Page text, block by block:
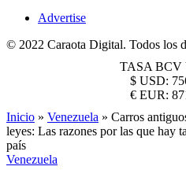
Advertise
© 2022 Caraota Digital. Todos los
TASA BCV
$ USD:
€ EUR:
Inicio » Venezuela » Carros
leyes: Las razones por las que hay
país
Venezuela